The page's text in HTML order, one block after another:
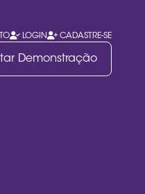
LOGIN CADASTRE-SE
Demonstração